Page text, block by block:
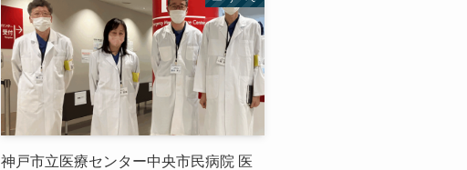
神戸市立医療センター中央市民病院 医